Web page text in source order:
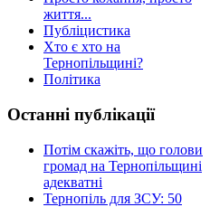
життя...
Публіцистика
Хто є хто на
Тернопільщині?
Політика
Останні публікації
Потім скажіть, що голови
громад на Тернопільщині
адекватні
Тернопіль для ЗСУ: 50